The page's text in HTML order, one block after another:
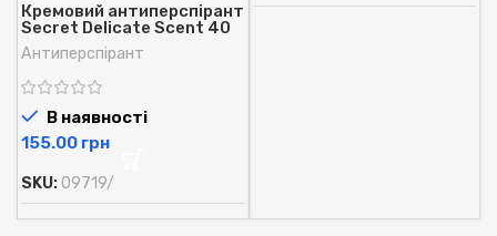
Кремовий антиперспірант
Secret Delicate Scent 40
мл.
Антиперспірант
В наявності
грн
SKU: 09719/